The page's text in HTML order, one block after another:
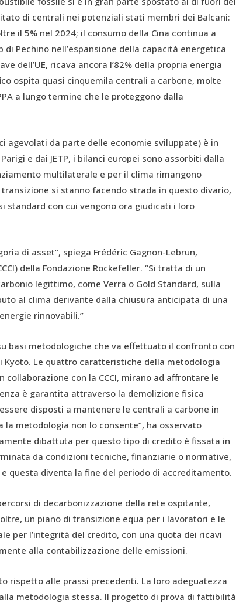
di centrali nei potenziali stati membri dei Balcani:
il 5% nel 2024; il consumo della Cina continua a
Pechino nell’espansione della capacità energetica
dell’UE, ricava ancora l’82% della propria energia
ospita quasi cinquemila centrali a carbone, molte
a lungo termine che le proteggono dalla
agevolati da parte delle economie sviluppate) è in
e dai JETP, i bilanci europei sono assorbiti dalla
multilaterale e per il clima rimangono
si stanno facendo strada in questo divario,
standard con cui vengono ora giudicati i loro
di asset”, spiega Frédéric Gagnon-Lebrun,
della Fondazione Rockefeller. “Si tratta di un
legittimo, come Verra o Gold Standard, sulla
al clima derivante dalla chiusura anticipata di una
rinnovabili.”
basi metodologiche che va effettuato il confronto con
Kyoto. Le quattro caratteristiche della metodologia
con la CCCI, mirano ad affrontare le
è garantita attraverso la demolizione fisica
disposti a mantenere le centrali a carbone in
metodologia non lo consente”, ha osservato
dibattuta per questo tipo di credito è fissata in
da condizioni tecniche, finanziarie o normative,
questa diventa la fine del periodo di accreditamento.
di decarbonizzazione della rete ospitante,
un piano di transizione equa per i lavoratori e le
per l’integrità del credito, con una quota dei ricavi
alla contabilizzazione delle emissioni.
rispetto alle prassi precedenti. La loro adeguatezza
metodologia stessa. Il progetto di prova di fattibilità